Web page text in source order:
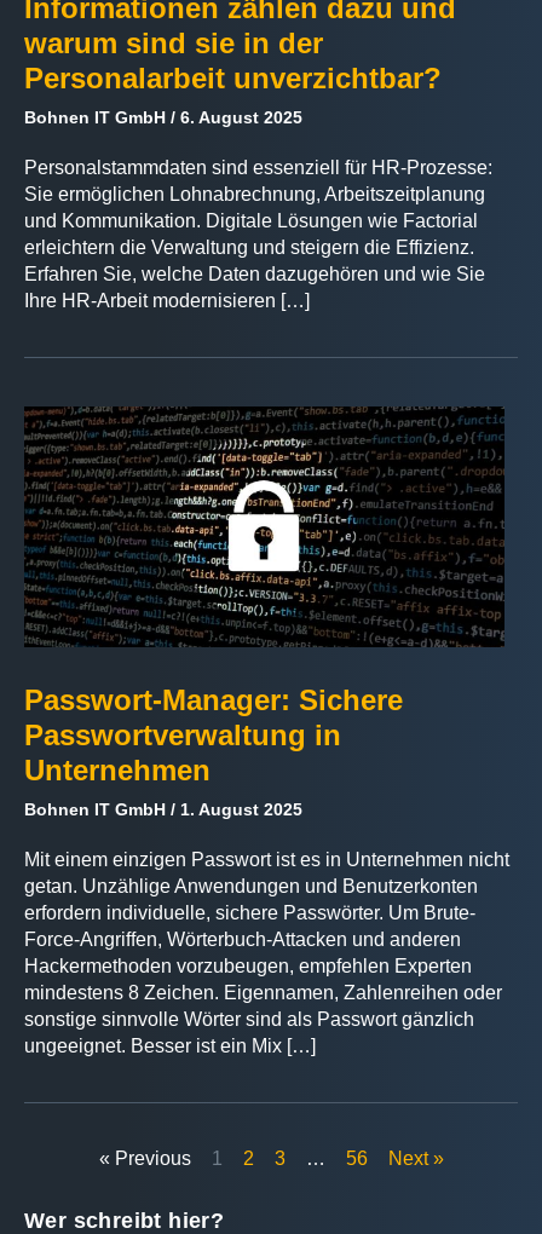
Informationen zählen dazu und
warum sind sie in der
Personalarbeit unverzichtbar?
Bohnen IT GmbH 6. August 2025
Personalstammdaten sind essenziell für HR-Prozesse:
Sie ermöglichen Lohnabrechnung, Arbeitszeitplanung
und Kommunikation. Digitale Lösungen wie Factorial
erleichtern die Verwaltung und steigern die Effizienz.
Erfahren Sie, welche Daten dazugehören und wie Sie
Ihre HR-Arbeit modernisieren […]
Passwort-Manager: Sichere
Passwortverwaltung in
Unternehmen
Bohnen IT GmbH 1. August 2025
Mit einem einzigen Passwort ist es in Unternehmen nicht
getan. Unzählige Anwendungen und Benutzerkonten
erfordern individuelle, sichere Passwörter. Um Brute-
Force-Angriffen, Wörterbuch-Attacken und anderen
Hackermethoden vorzubeugen, empfehlen Experten
mindestens 8 Zeichen. Eigennamen, Zahlenreihen oder
sonstige sinnvolle Wörter sind als Passwort gänzlich
ungeeignet. Besser ist ein Mix […]
« Previous 1 2 3 … 56 Next »
Wer schreibt hier?